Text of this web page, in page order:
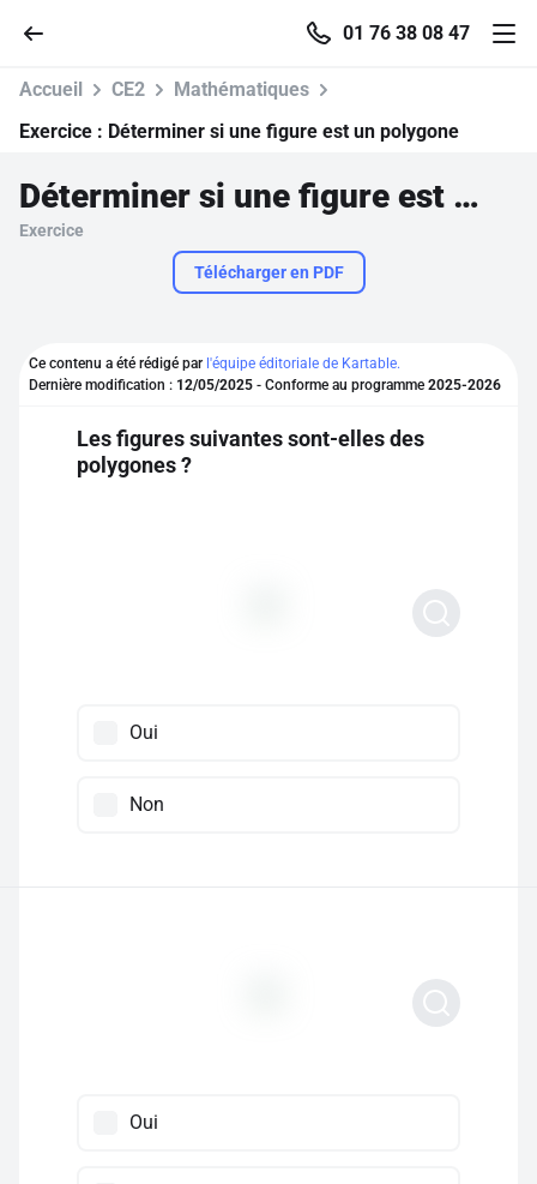
01 76 38 08 47
Accueil
Se connecter
S'inscrire gratuitement
Accueil CE2
Mathématiques
Exercice : Déterminer si une figure est un polygone
Déterminer si une figure est un polygone
Exercice
Télécharger en PDF
Ce contenu a été rédigé par l'équipe éditoriale de Kartable.
Dernière modification : 12/05/2025 - Conforme au programme 2025-2026
Les figures suivantes sont-elles des
polygones ?
Oui
Non
Oui